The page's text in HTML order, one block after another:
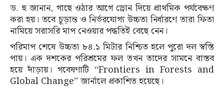
ড. হু জানান, গাছে ওঠার আগে ড্রোন দিয়ে প্রাথমিক পর্যবেক্ষণ
করা হয়। তবে চূড়ান্ত ও নির্ভরযোগ্য উচ্চতা নির্ধারণে তারা ফিতা
নামিয়ে সরাসরি মাপ নেওয়ার পদ্ধতিই বেছে নেন।
পরিমাপ শেষে উচ্চতা ৮৪.১ মিটার নিশ্চিত হলে পুরো দল স্বস্তি
পায়। এক দশকের পরিশ্রমের ফল তখন তাদের সামনে বাস্তব
হয়ে দাঁড়ায়। গবেষণাটি “Frontiers in Forests and
Global Change” জার্নালে প্রকাশিত হয়েছে।